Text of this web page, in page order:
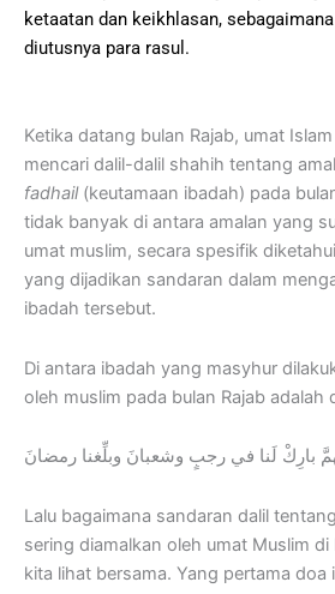
ketaatan dan keikhlasan,
diutusnya para rasul.
Ketika datang bulan Rajab, umat
mencari dalil-dalil shahih tentang
fadhail(keutamaan ibadah) pada
tidak banyak di antara amalan yang
umat muslim, secara spesifik
yang dijadikan sandaran dalam
ibadah tersebut.
Di antara ibadah yang masyhur
oleh muslim pada bulan Rajab adalah
بارِكْ لَنا في رجبٍ وشعبانَ وبلِّغنا رمضانَ
Lalu bagaimana sandaran dalil
sering diamalkan oleh umat Muslim di
kita lihat bersama. Yang pertama doa